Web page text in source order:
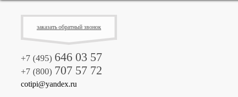
заказать обратный звонок
+7 (495) 646 03 57
+7 (800) 707 57 72
cotipi@yandex.ru